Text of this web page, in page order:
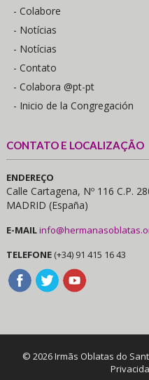
- Colabore
- Notícias
- Notícias
- Contato
- Colabora @pt-pt
- Inicio de la Congregación
CONTATO E LOCALIZAÇÃO
ENDEREÇO
Calle Cartagena, Nº 116 C.P.
MADRID (España)
E-MAIL
TELEFONE (+34) 91 415 16 43
© 2026 Irmãs Oblatas do